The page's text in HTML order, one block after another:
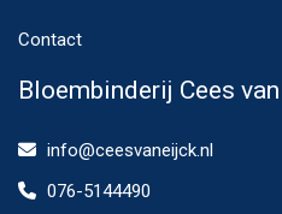
Contact
Bloembinderij Cees
info@ceesvaneijck.nl
076-5144490